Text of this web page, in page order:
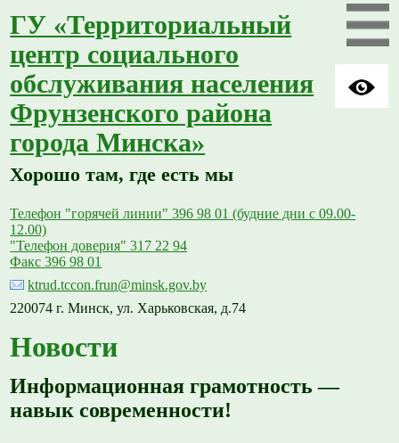
ГУ «Территориальный
центр социального
обслуживания населения
Фрунзенского района
города Минска»
Хорошо там, где есть мы
Телефон "горячей линии" 396 98 01 (будние дни с 09.00-
12.00)
"Телефон доверия" 317 22 94
Факс 396 98 01
ktrud.tccon.frun@minsk.gov.by
220074 г. Минск, ул. Харьковская, д.74
Новости
Информационная грамотность —
навык современности!